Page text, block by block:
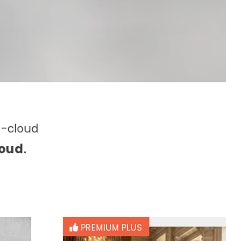
cloud
PREMIUM PLUS